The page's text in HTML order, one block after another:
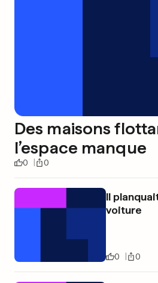
Des maisons
l’espace manque
0 0
Il
voiture
0 0